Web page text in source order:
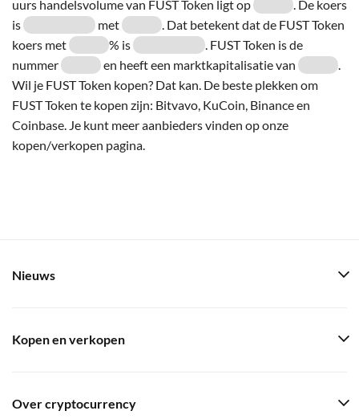
uurs handelsvolume van FUST Token ligt op
. De koers
is
met
. Dat betekent dat de FUST Token
koers met
% is
. FUST Token is de
nummer
en heeft een marktkapitalisatie van
.
Wil je FUST Token kopen? Dat kan. De beste plekken om
FUST Token te kopen zijn: Bitvavo, KuCoin, Binance en
Coinbase. Je kunt meer aanbieders vinden op onze
kopen/verkopen pagina.
Nieuws
Kopen en verkopen
Over cryptocurrency